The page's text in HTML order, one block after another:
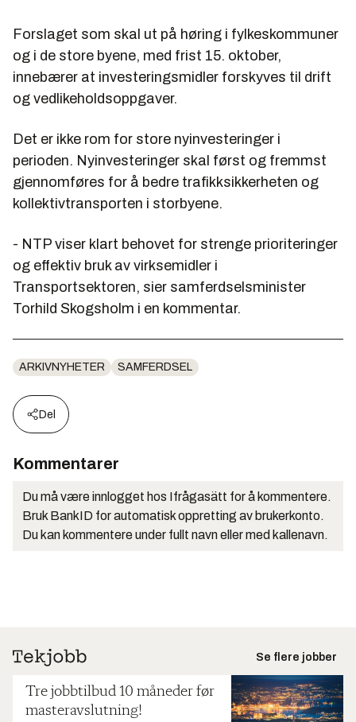
Forslaget som skal ut på høring i fylkeskommuner
og i de store byene, med frist 15. oktober,
innebærer at investeringsmidler forskyves til drift
og vedlikeholdsoppgaver.
Det er ikke rom for store nyinvesteringer i
perioden. Nyinvesteringer skal først og fremmst
gjennomføres for å bedre trafikksikkerheten og
kollektivtransporten i storbyene.
- NTP viser klart behovet for strenge prioriteringer
og effektiv bruk av virksemidler i
Transportsektoren, sier samferdselsminister
Torhild Skogsholm i en kommentar.
ARKIVNYHETER SAMFERDSEL
Del
Kommentarer
Du må være innlogget hos Ifrågasätt for å kommentere.
Bruk BankID for automatisk oppretting av brukerkonto.
Du kan kommentere under fullt navn eller med kallenavn.
Se flere jobber
Tre jobbtilbud 10 måneder før
masteravslutning!